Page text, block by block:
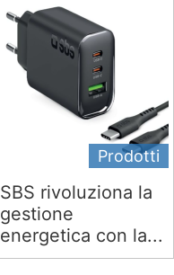
Prodotti
SBS rivoluziona la
gestione
energetica con la...